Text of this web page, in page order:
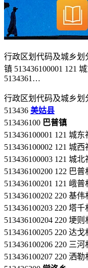
行政区划代码及城乡划
镇 513436100001 121
5134361…
行政区划代码及城乡划
513436 美姑县
513436100 巴普镇
513436100001 121 城东
513436100002 121 城西
513436100003 121 城北
513436100200 122 巴普
513436100201 121 峨普
513436100202 220 基伟
513436100203 220 塔千
513436100204 220 埂则
513436100205 220 达戈
513436100206 220 三河
513436100207 220 洒勒